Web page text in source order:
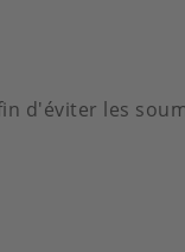
d'éviter les